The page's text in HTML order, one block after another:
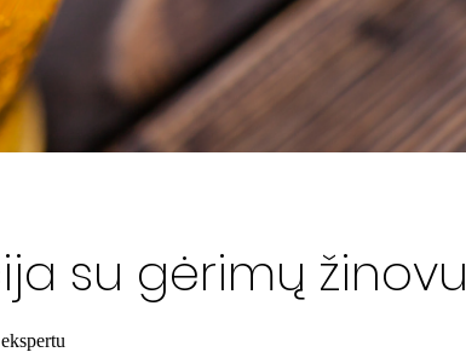
su gėrimų žinovu